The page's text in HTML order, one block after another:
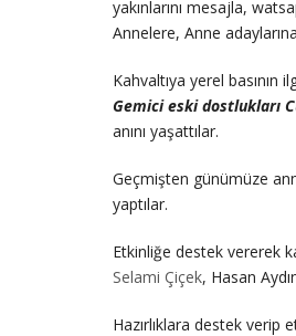
yakınlarını mesajla,
Annelere, Anne
Kahvaltıya yerel basının
Gemici eski dostlukları
anını yaşattılar.
Geçmişten günümüze
yaptılar.
Etkinliğe destek vererek
Selami Çiçek, Hasan
Hazırlıklara destek verip